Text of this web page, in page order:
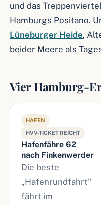
und das
Hamburgs Positano.
Lüneburger Heide,
beider Meere als
Vier Hamburg-
HAFEN
HVV-TICKET REICHT
Hafenfähre 62
nach Finkenwerder
Die beste
„Hafenrundfahrt"
fährt im